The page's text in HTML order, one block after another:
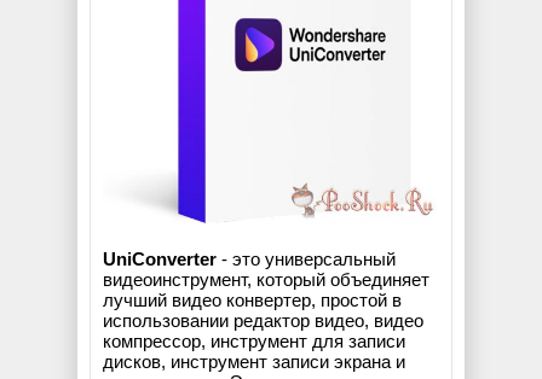
UniConverter - это универсальный
видеоинструмент, который объединяет
лучший видео конвертер, простой в
использовании редактор видео, видео
компрессор, инструмент для записи
дисков, инструмент записи экрана и